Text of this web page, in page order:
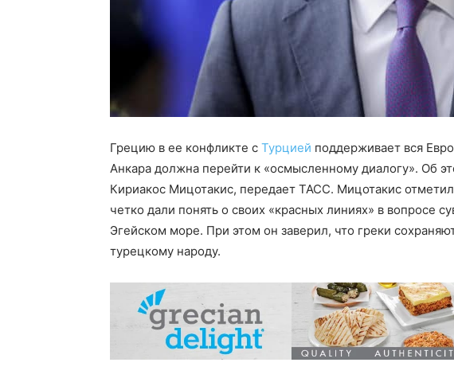
Грецию в ее конфликте с Турцией поддерживает вся
Анкара должна перейти к «осмысленному диалогу». Об
Кириакос Мицотакис, передает ТАСС. Мицотакис
четко дали понять о своих «красных линиях» в вопросе
Эгейском море. При этом он заверил, что греки
турецкому народу.